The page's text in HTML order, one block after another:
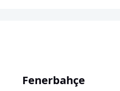
Fenerbahçe